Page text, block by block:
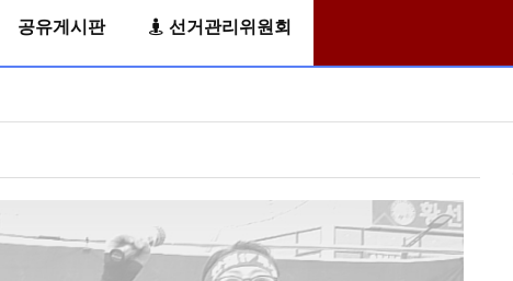
공유게시판 선거관리위원회